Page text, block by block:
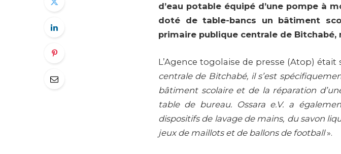
d’eau potable équipé d’une pompe à
doté de table-bancs un bâtiment
primaire publique centrale de
L’Agence togolaise de presse (Atop)
centrale de Bitchabé, il s’est
bâtiment scolaire et de la réparation
table de bureau. Ossara e.V. a
dispositifs de lavage de mains, du savon
jeux de maillots et de ballons de football».